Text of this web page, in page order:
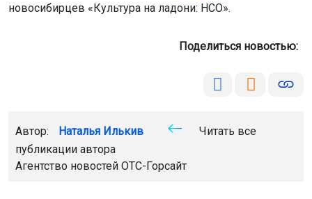
новосибирцев «Культура на ладони: НСО».
Поделиться новостью:
Автор: Наталья Илькив
Читать все
публикации автора
Агентство новостей ОТС-Горсайт